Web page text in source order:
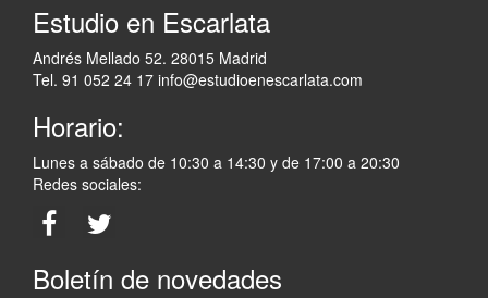
Estudio en Escarlata
Andrés Mellado 52. 28015 Madrid
Tel. 91 052 24 17 info@estudioenescarlata.com
Horario:
Lunes a sábado de 10:30 a 14:30 y de 17:00 a 20:30
Redes sociales:
Boletín de novedades